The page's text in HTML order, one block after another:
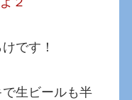
です！
生ビールも半